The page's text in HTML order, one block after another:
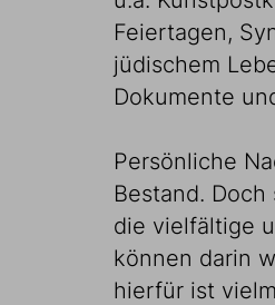
Feiertagen,
jüdischem
Dokumente
Persönliche
Bestand.
die vielfältige
können darin
hierfür ist